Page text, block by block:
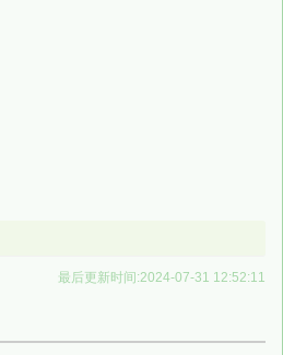
最后更新时间:2024-07-31 12:52:11